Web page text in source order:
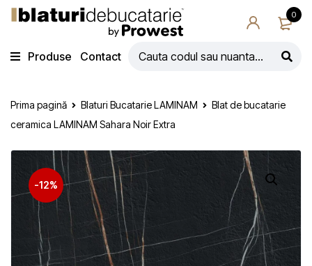
0
Produse Contact
Prima pagină Blaturi Bucatarie LAMINAM
Blat de bucatarie
ceramica LAMINAM Sahara Noir Extra
-12%